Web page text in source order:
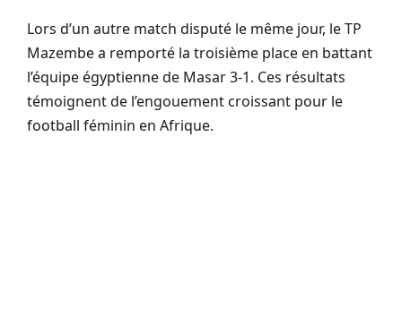
Lors d’un autre match disputé le même jour, le TP
Mazembe a remporté la troisième place en battant
l’équipe égyptienne de Masar 3-1. Ces résultats
témoignent de l’engouement croissant pour le
football féminin en Afrique.